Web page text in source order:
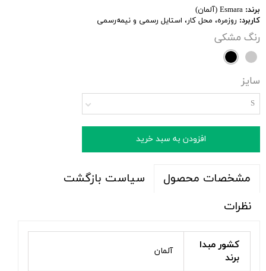
برند: Esmara (آلمان)
کاربرد: روزمره، محل کار، استایل رسمی و نیمه‌رسمی
رنگ مشکی
سایز
S
افزودن به سبد خرید
مشخصات محصول
سیاست بازگشت
نظرات
کشور مبدا
برند
آلمان